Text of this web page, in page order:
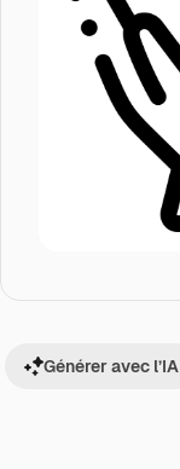
Générer avec l’IA